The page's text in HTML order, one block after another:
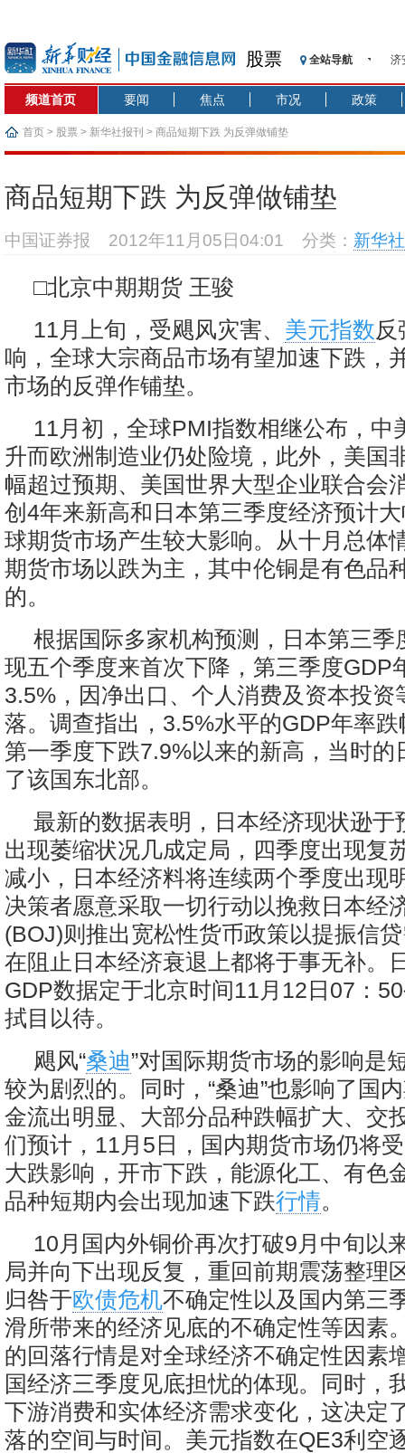
股票 全站导航
济
济
基
频道首页 要闻 焦点 市况 政策
首页 > 股票 > 新华社报刊 > 商品短期下跌 为反弹做铺垫
商品短期下跌 为反弹做铺垫
中国证券报 2012年11月05日04:01 分类： 新华
□北京中期期货 王骏
11月上旬，受飓风灾害、 美元指数反
响，全球大宗商品市场有望加速下跌，
市场的反弹作铺垫。
11月初，全球PMI指数相继公布，中
升而欧洲制造业仍处险境，此外，美国
幅超过预期、美国世界大型企业联合会
创4年来新高和日本第三季度经济预计
球期货市场产生较大影响。从十月总体
期货市场以跌为主，其中伦铜是有色品
的。
根据国际多家机构预测，日本第三季
现五个季度来首次下降，第三季度GDP
3.5%，因净出口、个人消费及资本投资
落。调查指出，3.5%水平的GDP年率
第一季度下跌7.9%以来的新高，当时的
了该国东北部。
最新的数据表明，日本经济现状逊于
出现萎缩状况几成定局，四季度出现复
减小，日本经济料将连续两个季度出现
决策者愿意采取一切行动以挽救日本经
(BOJ)则推出宽松性货币政策以提振信
在阻止日本经济衰退上都将于事无补。
GDP数据定于北京时间11月12日07：
拭目以待。
飓风“桑迪”对国际期货市场的影响是
较为剧烈的。同时，“桑迪”也影响了国
金流出明显、大部分品种跌幅扩大、交
们预计，11月5日，国内期货市场仍将
大跌影响，开市下跌，能源化工、有色
品种短期内会出现加速下跌行情。
10月国内外铜价再次打破9月中旬以
局并向下出现反复，重回前期震荡整理
归咎于欧债危机不确定性以及国内第三
滑所带来的经济见底的不确定性等因素
的回落行情是对全球经济不确定性因素
国经济三季度见底担忧的体现。同时，
下游消费和实体经济需求变化，这决定
落的空间与时间。美元指数在QE3利空